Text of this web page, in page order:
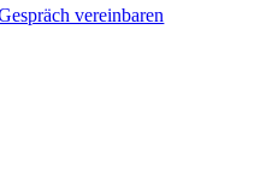
vereinbaren